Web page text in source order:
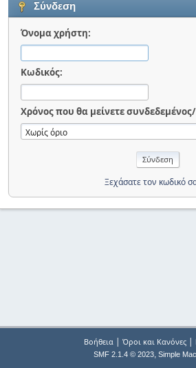
Σύνδεση
Όνομα χρήστη:
Κωδικός:
Χρόνος που θα μείνετε
Ξεχάσατε τον κωδικό
Βοήθεια| Όροι και Κανόνες|
SMF 2.1.4 © 2023, Simple